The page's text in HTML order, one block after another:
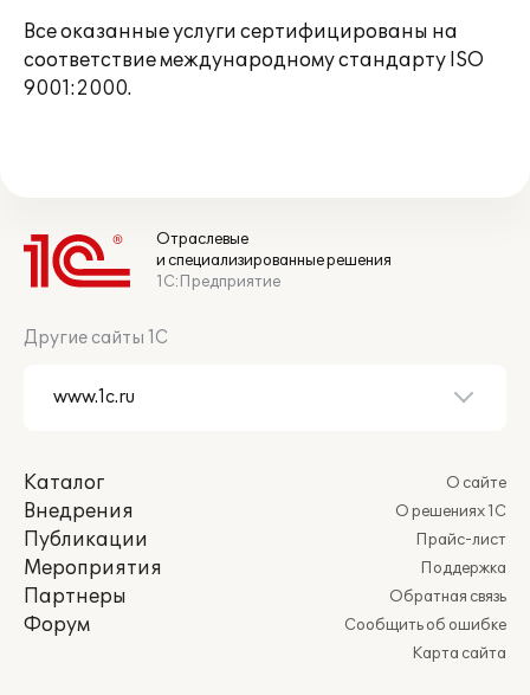
Все оказанные услуги сертифицированы на
соответствие международному стандарту ISO
9001:2000.
Отраслевые
и специализированные решения
1С:Предприятие
Другие сайты 1С
Каталог
Внедрения
Публикации
Мероприятия
Партнеры
Форум
О сайте
О решениях 1С
Прайс-лист
Поддержка
Обратная связь
Сообщить об ошибке
Карта сайта